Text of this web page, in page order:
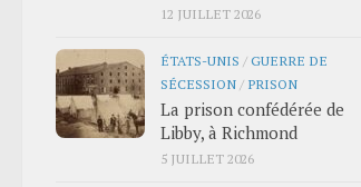
12 JUILLET 2026
ÉTATS-UNIS /GUERRE DE
SÉCESSION / PRISON
La prison confédérée de
Libby, à Richmond
5 JUILLET 2026